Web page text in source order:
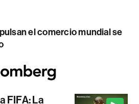
el comercio mundial se
FIFA: La